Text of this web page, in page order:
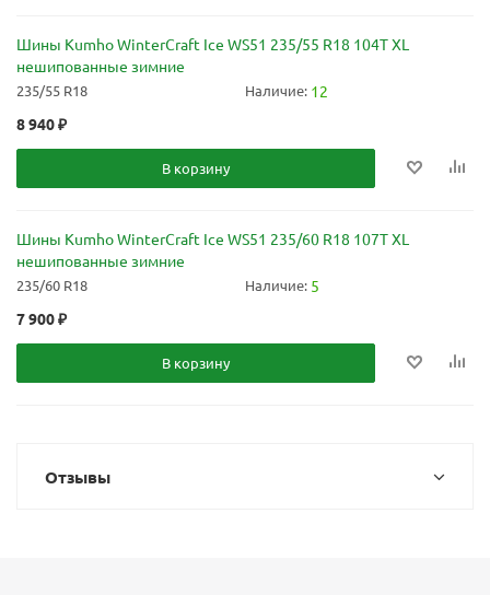
Шины Kumho WinterCraft Ice WS51 235/55 R18 104T XL
нешипованные зимние
235/55 R18 Наличие: 12
8 940₽
В корзину
Шины Kumho WinterCraft Ice WS51 235/60 R18 107T XL
нешипованные зимние
235/60 R18 Наличие: 5
7 900₽
В корзину
Отзывы